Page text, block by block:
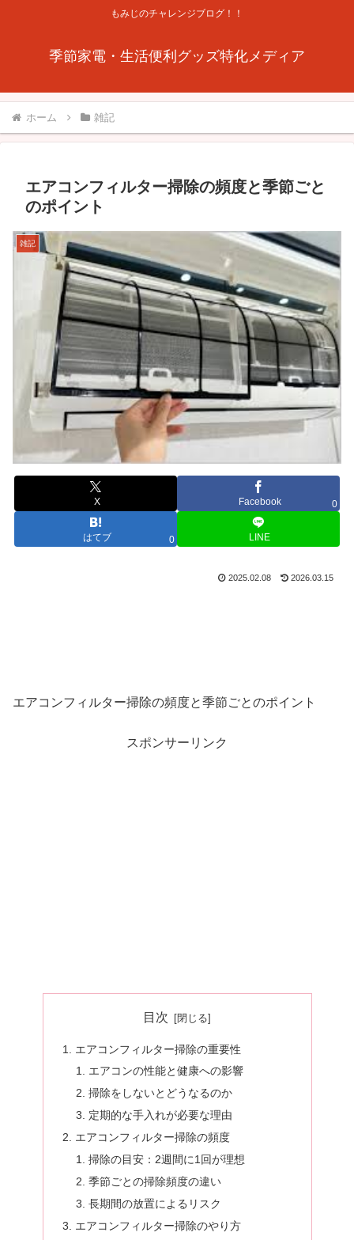
もみじのチャレンジブログ！！
季節家電・生活便利グッズ特化メディア
ホーム 雑記
エアコンフィルター掃除の頻度と季節ごと
のポイント
雑記
X Facebook 0
はてブ 0 LINE
2025.02.08 2026.03.15
エアコンフィルター掃除の頻度と季節ごとのポイント
スポンサーリンク
目次
エアコンフィルター掃除の重要性
エアコンの性能と健康への影響
掃除をしないとどうなるのか
定期的な手入れが必要な理由
エアコンフィルター掃除の頻度
掃除の目安：2週間に1回が理想
季節ごとの掃除頻度の違い
長期間の放置によるリスク
エアコンフィルター掃除のやり方